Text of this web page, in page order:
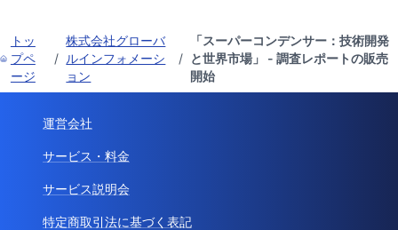
トッ
プペ
ージ
/
株式会社グローバ
ルインフォメーシ
ョン
/
「スーパーコンデンサー：技術開発
と世界市場」 - 調査レポートの販売
開始
運営会社
サービス・料金
サービス説明会
特定商取引法に基づく表記